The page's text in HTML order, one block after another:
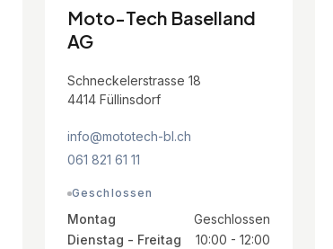
Moto-Tech Baselland
AG
Schneckelerstrasse 18
4414 Füllinsdorf
info@mototech-bl.ch
061 821 61 11
Geschlossen
Montag
Geschlossen
Dienstag - Freitag
10:00 - 12:00